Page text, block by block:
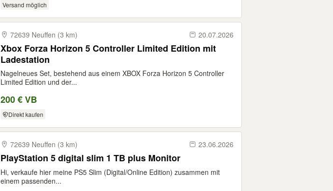
Versand möglich
72639 Neuffen (3 km) 20.07.2026
Xbox Forza Horizon 5 Controller Limited Edition mit
Ladestation
Nagelneues Set, bestehend aus einem XBOX Forza Horizon 5 Controller
Limited Edition und der...
200 € VB
Direkt kaufen
72639 Neuffen (3 km) 23.06.2026
PlayStation 5 digital slim 1 TB plus Monitor
Hi, verkaufe hier meine PS5 Slim (Digital/Online Edition) zusammen mit
einem passenden...